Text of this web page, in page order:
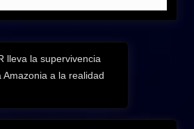
lleva la supervivencia
Amazonia a la realidad